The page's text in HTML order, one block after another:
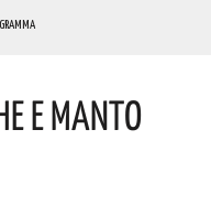
IL TERRITORIO LUCANO. I DETTAGLI
E Manto